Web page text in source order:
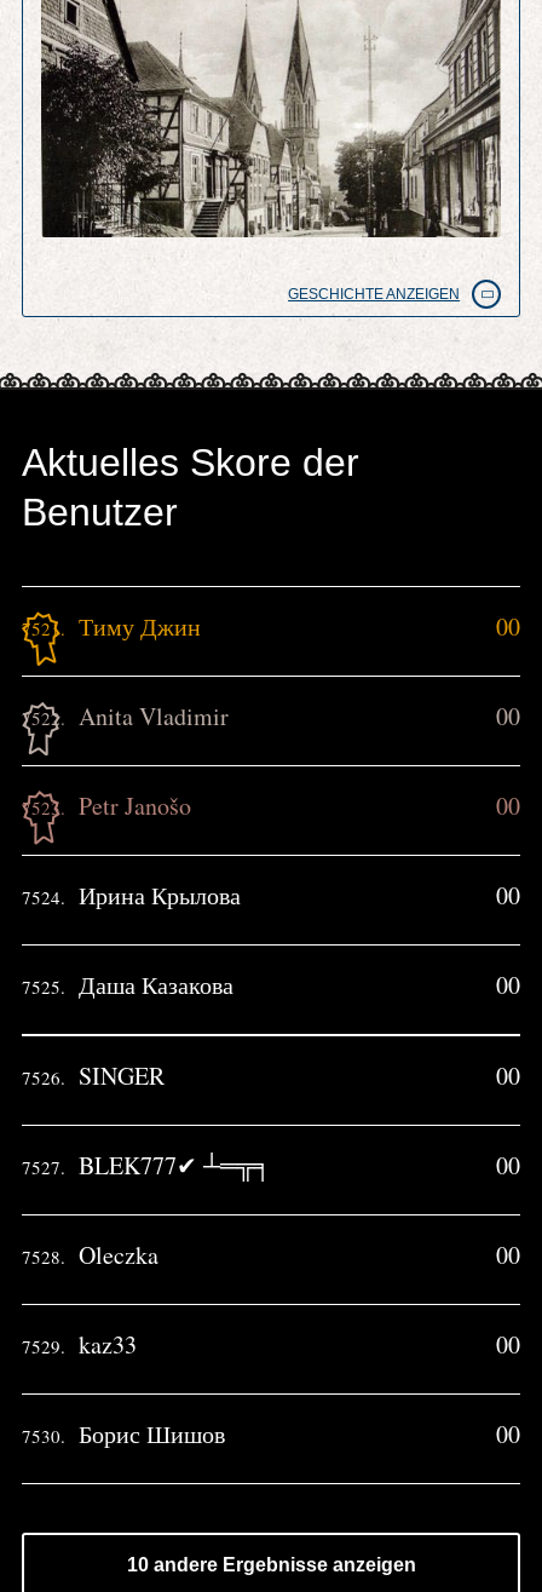
GESCHICHTE ANZEIGEN
Aktuelles Skore der
Benutzer
7521. Тиму Джин 00
7522. Anita Vladimir 00
7523. Petr Janošo 00
7524. Ирина Крылова 00
7525. Даша Казакова 00
7526. SINGER 00
7527. BLEK777✔ ┴═╦╕ 00
7528. Oleczka 00
7529. kaz33 00
7530. Борис Шишов 00
10 andere Ergebnisse anzeigen